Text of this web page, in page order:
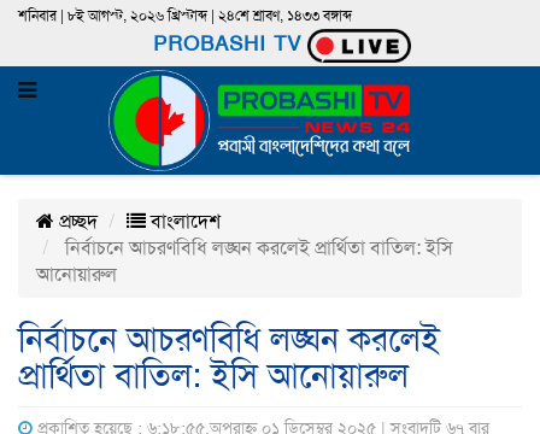
শনিবার | ৮ই আগস্ট, ২০২৬ খ্রিস্টাব্দ | ২৪শে শ্রাবণ, ১৪৩৩ বঙ্গাব্দ
PROBASHI TV
প্রচ্ছদ
বাংলাদেশ
নির্বাচনে আচরণবিধি লঙ্ঘন করলেই প্রার্থিতা বাতিল: ইসি
আনোয়ারুল
নির্বাচনে আচরণবিধি লঙ্ঘন করলেই
প্রার্থিতা বাতিল: ইসি আনোয়ারুল
প্রকাশিত হয়েছে : ৬:১৮:৫৫,অপরাহ্ন ০১ ডিসেম্বর ২০২৫ | সংবাদটি ৬৭ বার